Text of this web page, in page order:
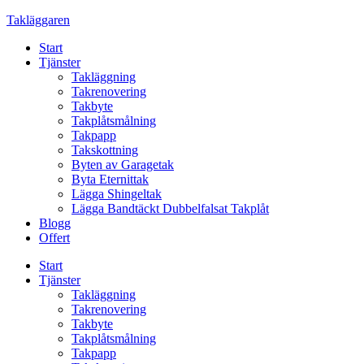
Skip
content
Takläggaren
Start
Tjänster
Takläggning
Takrenovering
Takbyte
Takplåtsmålning
Takpapp
Takskottning
Byten av Garagetak
Byta Eternittak
Lägga Shingeltak
Lägga Bandtäckt Dubbelfalsat Takplåt
Blogg
Offert
Start
Tjänster
Takläggning
Takrenovering
Takbyte
Takplåtsmålning
Takpapp